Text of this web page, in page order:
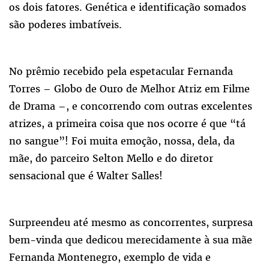
os dois fatores. Genética e identificação somados
são poderes imbatíveis.
No prêmio recebido pela espetacular Fernanda
Torres – Globo de Ouro de Melhor Atriz em Filme
de Drama –, e concorrendo com outras excelentes
atrizes, a primeira coisa que nos ocorre é que “tá
no sangue”! Foi muita emoção, nossa, dela, da
mãe, do parceiro Selton Mello e do diretor
sensacional que é Walter Salles!
Surpreendeu até mesmo as concorrentes, surpresa
bem-vinda que dedicou merecidamente à sua mãe
Fernanda Montenegro, exemplo de vida e